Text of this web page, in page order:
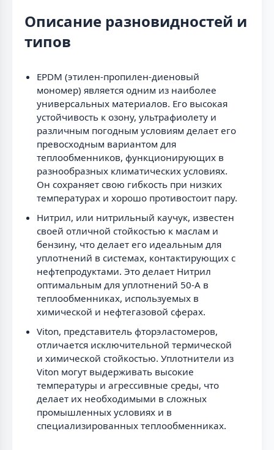
Описание разновидностей и
типов
EPDM (этилен-пропилен-диеновый
мономер) является одним из наиболее
универсальных материалов. Его высокая
устойчивость к озону, ультрафиолету и
различным погодным условиям делает его
превосходным вариантом для
теплообменников, функционирующих в
разнообразных климатических условиях.
Он сохраняет свою гибкость при низких
температурах и хорошо противостоит пару.
Нитрил, или нитрильный каучук, известен
своей отличной стойкостью к маслам и
бензину, что делает его идеальным для
уплотнений в системах, контактирующих с
нефтепродуктами. Это делает Нитрил
оптимальным для уплотнений 50-А в
теплообменниках, используемых в
химической и нефтегазовой сферах.
Viton, представитель фторэластомеров,
отличается исключительной термической
и химической стойкостью. Уплотнители из
Viton могут выдерживать высокие
температуры и агрессивные среды, что
делает их необходимыми в сложных
промышленных условиях и в
специализированных теплообменниках.